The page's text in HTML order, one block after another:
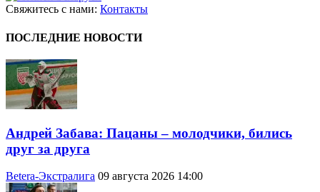
Свяжитесь с нами: Контакты
ПОСЛЕДНИЕ НОВОСТИ
Андрей Забава: Пацаны – молодчики, бились
друг за друга
Betera-Экстралига 09 августа 2026 14:00